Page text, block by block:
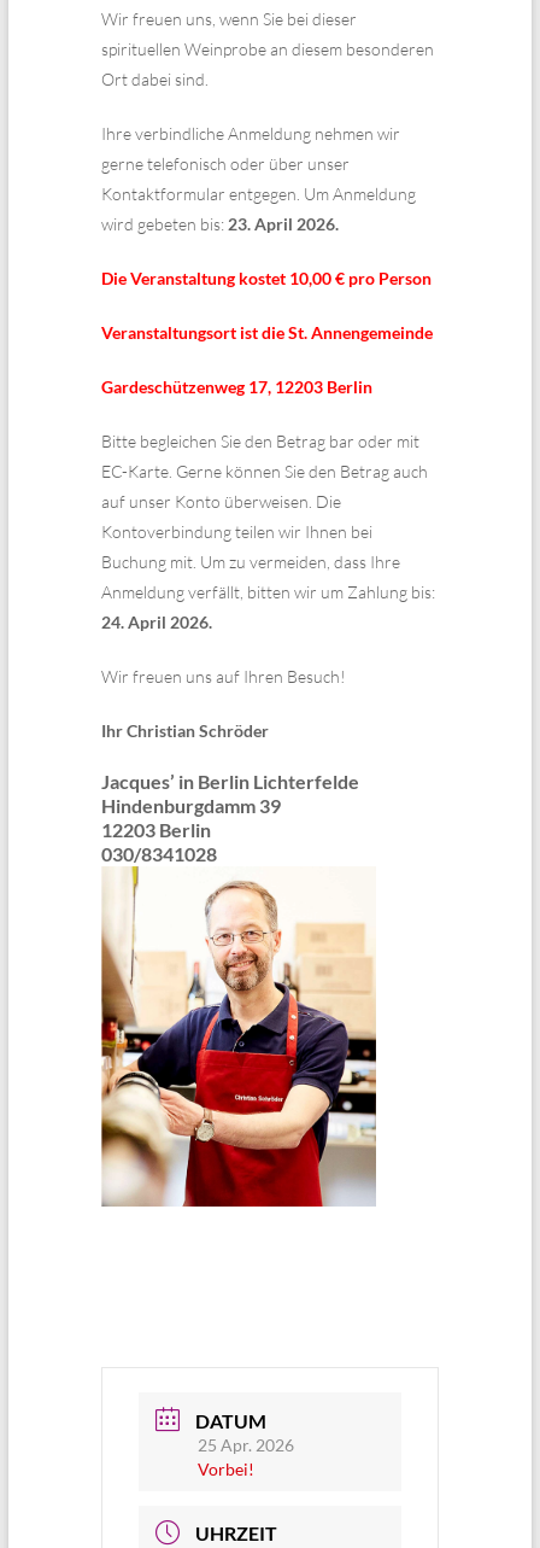
Wir freuen uns, wenn Sie bei dieser
spirituellen Weinprobe an diesem besonderen
Ort dabei sind.
Ihre verbindliche Anmeldung nehmen wir
gerne telefonisch oder über unser
Kontaktformular entgegen. Um Anmeldung
wird gebeten bis: 23. April 2026.
Die Veranstaltung kostet 10,00 € pro Person
Veranstaltungsort ist die St. Annengemeinde
Gardeschützenweg 17, 12203 Berlin
Bitte begleichen Sie den Betrag bar oder mit
EC-Karte. Gerne können Sie den Betrag auch
auf unser Konto überweisen. Die
Kontoverbindung teilen wir Ihnen bei
Buchung mit. Um zu vermeiden, dass Ihre
Anmeldung verfällt, bitten wir um Zahlung bis:
24. April 2026.
Wir freuen uns auf Ihren Besuch!
Ihr Christian Schröder
Jacques’ in Berlin Lichterfelde
Hindenburgdamm 39
12203 Berlin
030/8341028
DATUM
25 Apr. 2026
Vorbei!
UHRZEIT